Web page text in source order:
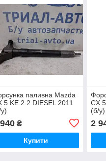
паливна Mazda
5 KE 2.2 DIESEL 2011
₴
Купити
CX
(б/у)
2